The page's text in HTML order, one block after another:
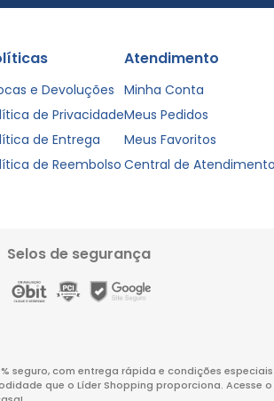
e Devoluções
de Privacidade
de Entrega
de Reembolso
Atendimento
Minha Conta
Meus Pedidos
Meus Favoritos
Central de Atendimento
Selos de segurança
seguro, com entrega rápida e condições
que o Líder Shopping proporciona. Acesse